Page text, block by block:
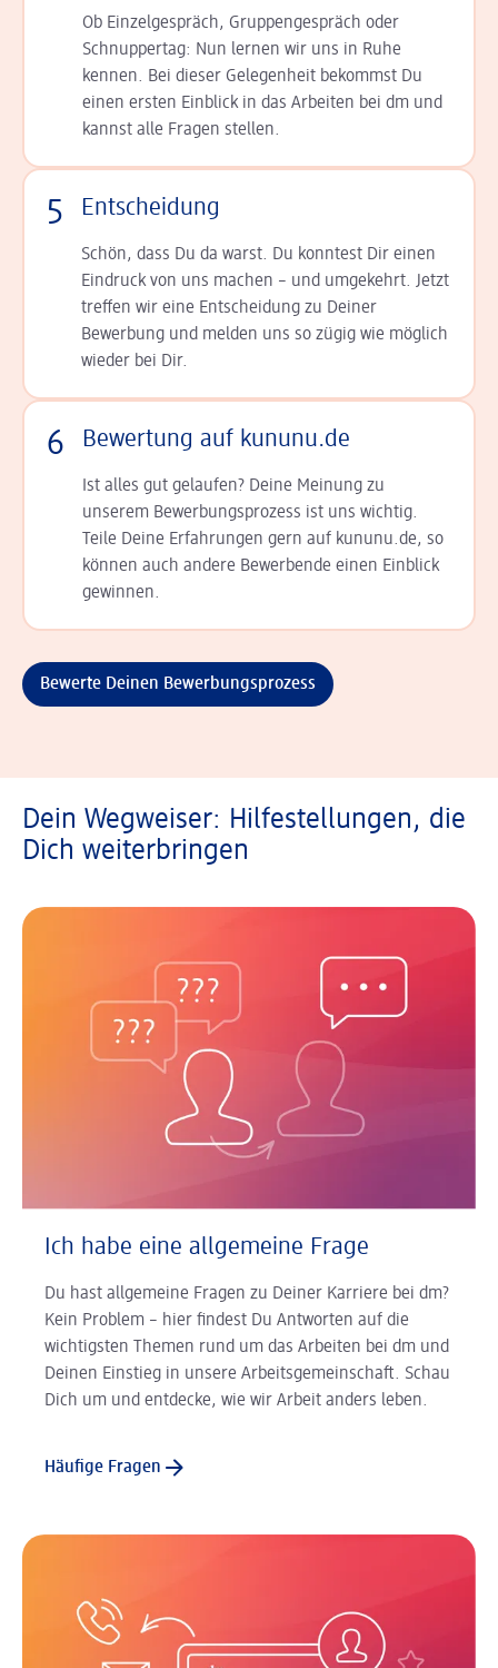
Ob Einzelgespräch, Grup­pen­gespräch oder
Schnup­per­tag: Nun lernen wir uns in Ruhe
kennen. Bei dieser Gelegenheit bekommst Du
einen ersten Einblick in das Arbeiten bei dm und
kannst alle Fragen stellen.
5 Entscheidung
Schön, dass Du da warst. Du konntest Dir einen
Ein­druck von uns machen – und umgekehrt. Jetzt
tref­fen wir eine Entscheidung zu Deiner
Bewerbung und melden uns so zügig wie möglich
wieder bei Dir.
6 Bewertung auf kununu.de
Ist alles gut gelaufen? Deine Meinung zu
unserem Bewerbungsprozess ist uns wichtig.
Teile Deine Erfahrungen gern auf kununu.de, so
können auch andere Bewerbende einen Einblick
gewinnen.
Bewerte Deinen Bewerbungsprozess
Dein Wegweiser: Hilfestellungen, die
Dich weiterbringen
Ich habe eine allgemeine Frage
Du hast allgemeine Fragen zu Deiner Karriere bei dm?
Kein Problem – hier findest Du Antworten auf die
wichtigsten Themen rund um das Arbeiten bei dm und
Deinen Einstieg in unsere Arbeitsgemeinschaft. Schau
Dich um und entdecke, wie wir Arbeit anders leben.
Häufige Fragen